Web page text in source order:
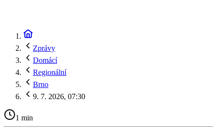
Zprávy
Domácí
Regionální
Brno
9. 7. 2026, 07:30
1 min